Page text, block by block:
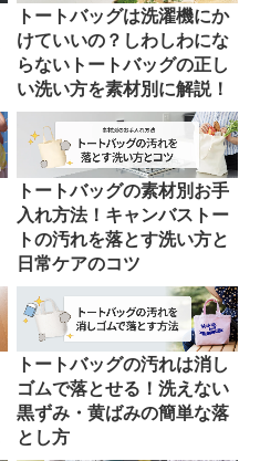
トートバッグは洗濯機にか
けていいの？しわしわにな
らないトートバッグの正し
い洗い方を素材別に解説！
トートバッグの素材別お手
入れ方法！キャンバストー
トの汚れを落とす洗い方と
日常ケアのコツ
トートバッグの汚れは消し
ゴムで落とせる！洗えない
黒ずみ・黄ばみの簡単な落
とし方